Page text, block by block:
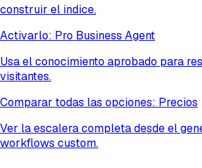
construir el indice.
Activarlo: Pro Business Agent
Usa el conocimiento aprobado para
visitantes.
Comparar todas las opciones: Precios
Ver la escalera completa desde el
workflows custom.